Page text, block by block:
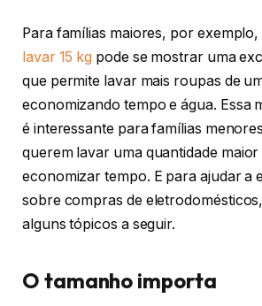
Para famílias maiores, por exemplo,
lavar 15 kg pode se mostrar uma
que permite lavar mais roupas de
economizando tempo e água. Essa
é interessante para famílias
querem lavar uma quantidade
economizar tempo. E para ajudar a
sobre compras de
alguns tópicos a seguir.
O tamanho importa